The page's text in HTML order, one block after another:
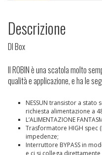
Descrizione
DI Box
Il ROBIN è una scatola molto
qualità e applicazione, e ha le
NESSUN transistor a
richiesta alimentazione a
L’ALIMENTAZIONE
Trasformatore HIGH spec
impedenze;
Interruttore BYPASS in
e ci si collega